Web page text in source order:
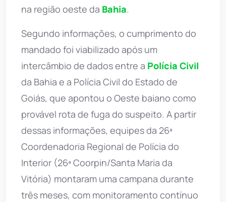
na região oeste da Bahia.
Segundo informações, o cumprimento do
mandado foi viabilizado após um
intercâmbio de dados entre a Polícia Civil
da Bahia e a Polícia Civil do Estado de
Goiás, que apontou o Oeste baiano como
provável rota de fuga do suspeito. A partir
dessas informações, equipes da 26ª
Coordenadoria Regional de Polícia do
Interior (26ª Coorpin/Santa Maria da
Vitória) montaram uma campana durante
três meses, com monitoramento contínuo